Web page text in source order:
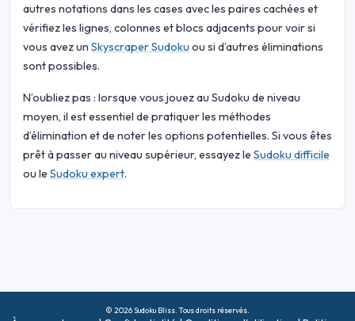
autres notations dans les cases avec les paires cachées et
vérifiez les lignes, colonnes et blocs adjacents pour voir si
vous avez un Skyscraper Sudoku ou si d’autres éliminations
sont possibles.
N’oubliez pas : lorsque vous jouez au Sudoku de niveau
moyen, il est essentiel de pratiquer les méthodes
d’élimination et de noter les options potentielles. Si vous êtes
prêt à passer au niveau supérieur, essayez le Sudoku difficile
ou le Sudoku expert.
© 2026 Sudoku Bliss. Tous droits réservés.